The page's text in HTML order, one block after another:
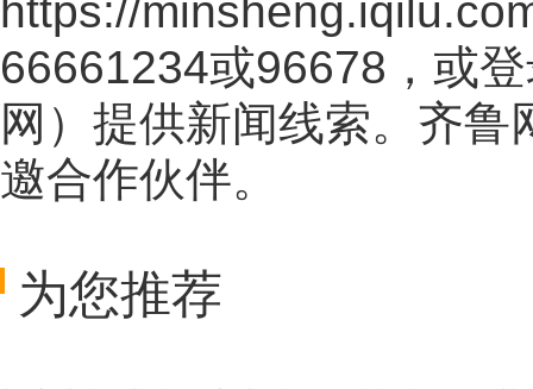
https://
66661234或96678，或
网 ）提供新闻线索。齐鲁
邀合作伙伴。
为您推荐